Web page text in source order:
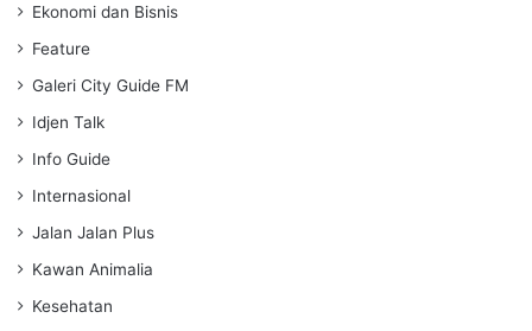
Ekonomi dan Bisnis
Feature
Galeri City Guide FM
Idjen Talk
Info Guide
Internasional
Jalan Jalan Plus
Kawan Animalia
Kesehatan